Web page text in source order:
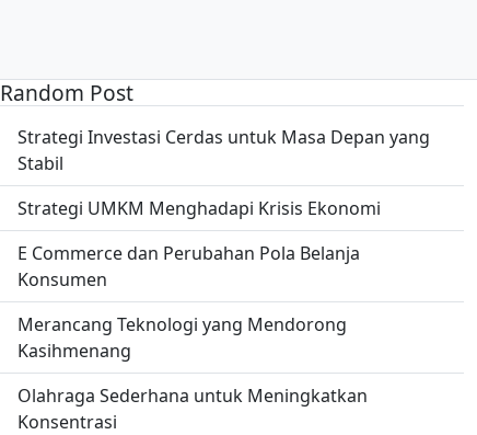
Random Post
Strategi Investasi Cerdas untuk Masa Depan yang
Stabil
Strategi UMKM Menghadapi Krisis Ekonomi
E Commerce dan Perubahan Pola Belanja
Konsumen
Merancang Teknologi yang Mendorong
Kasihmenang
Olahraga Sederhana untuk Meningkatkan
Konsentrasi